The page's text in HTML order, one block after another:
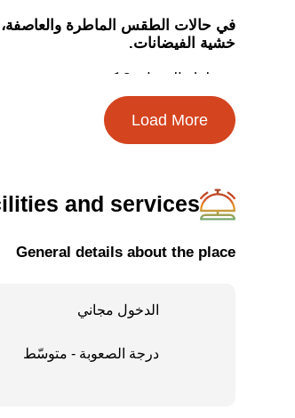
في حالات الطقس الماطرة
خشية الفيضانات.
طول المسار: 2 كم
مدّة النزهة: 1-3 ساعات
ملائم للعائلات
الموسم الموصى به: كل السنة
كل ما هو وارد في مسارات التنزّه لا
التوصية إنما يقوم بذلك بإرادته وعلى
مسؤولة عن النتائج.
Load More
and services
General details about the place
الدخول مجاني
درجة الصعوبة - متوسّط